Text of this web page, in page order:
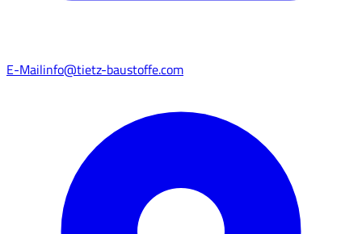
E-Mailinfo@tietz-baustoffe.com